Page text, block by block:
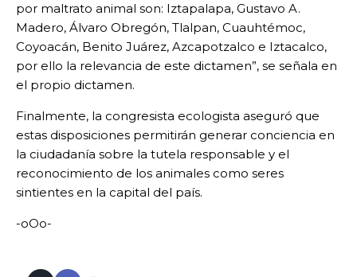
por maltrato animal son: Iztapalapa, Gustavo A.
Madero, Álvaro Obregón, Tlalpan, Cuauhtémoc,
Coyoacán, Benito Juárez, Azcapotzalco e Iztacalco,
por ello la relevancia de este dictamen”, se señala en
el propio dictamen.
Finalmente, la congresista ecologista aseguró que
estas disposiciones permitirán generar conciencia en
la ciudadanía sobre la tutela responsable y el
reconocimiento de los animales como seres
sintientes en la capital del país.
-oOo-